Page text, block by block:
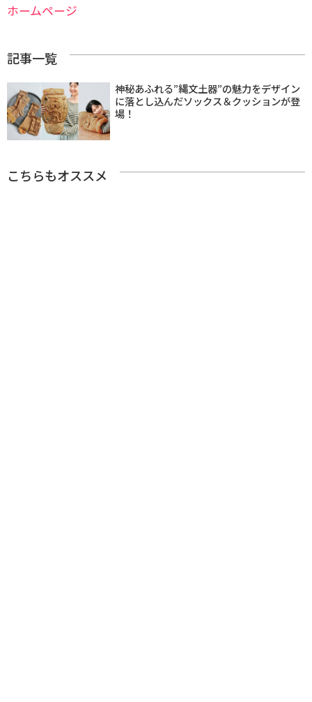
ホームページ
記事一覧
神秘あふれる”縄文土器”の魅力をデザイン
に落とし込んだソックス＆クッションが登
場！
こちらもオススメ